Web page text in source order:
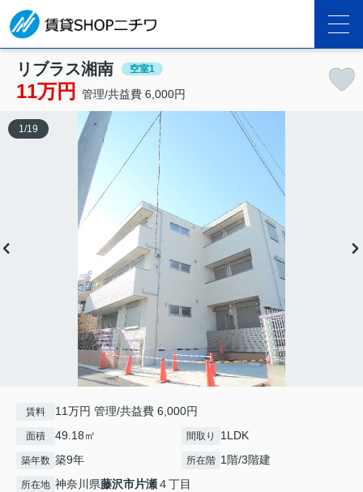
リブラス湘南 空室1
11万円 管理/共益費 6,000円
1 /19
賃料 11万円 管理/共益費 6,000円
面積 49.18㎡ 間取り 1LDK
築年数 築9年 所在階 1階/3階建
所在地 神奈川県藤沢市片瀬４丁目